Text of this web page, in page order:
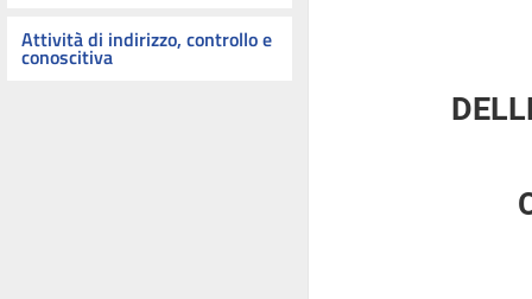
Attività di indirizzo, controllo e
conoscitiva